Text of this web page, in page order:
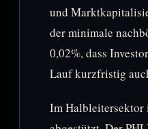
und
der minimale
0,02%, dass
Lauf kurzfristig
Im